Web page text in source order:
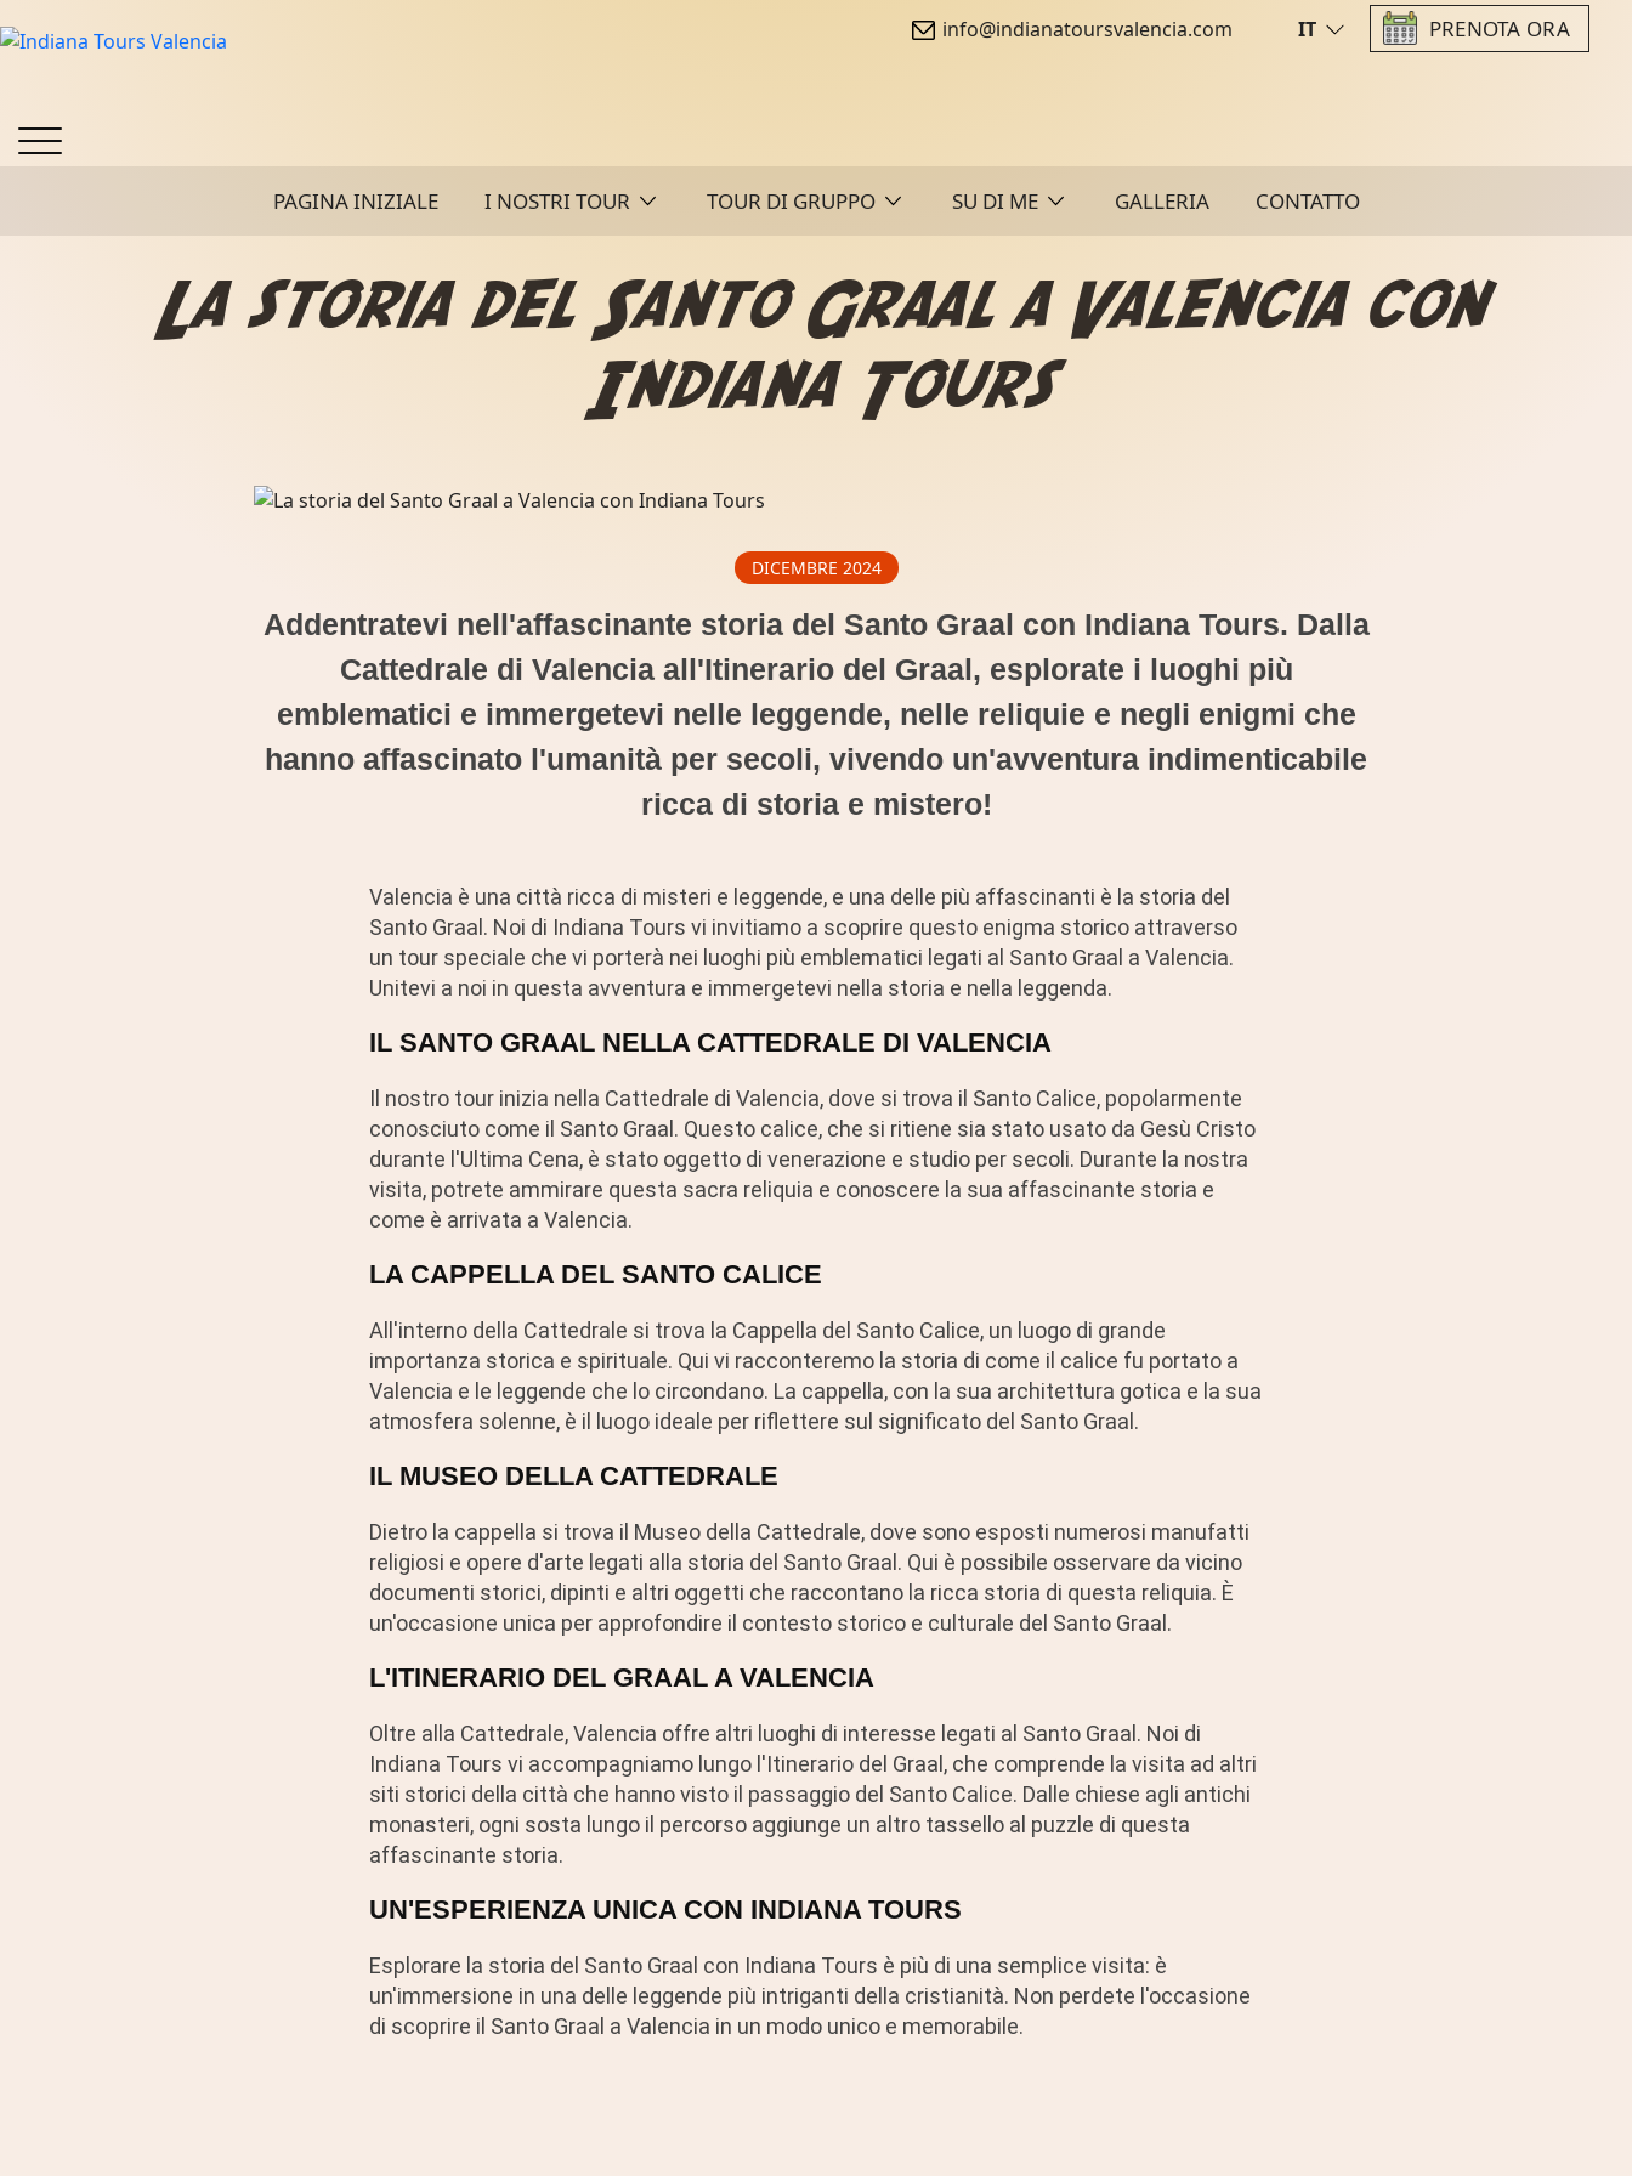
info@indianatoursvalencia.com IT PRENOTA ORA
PAGINA INIZIALE I NOSTRI TOUR TOUR DI GRUPPO SU DI ME GALLERIA CONTATTO
La storia del Santo Graal a Valencia con
Indiana Tours
DICEMBRE 2024
Addentratevi nell'affascinante storia del Santo Graal con Indiana Tours. Dalla
Cattedrale di Valencia all'Itinerario del Graal, esplorate i luoghi più
emblematici e immergetevi nelle leggende, nelle reliquie e negli enigmi che
hanno affascinato l'umanità per secoli, vivendo un'avventura indimenticabile
ricca di storia e mistero!
Valencia è una città ricca di misteri e leggende, e una delle più affascinanti è la storia del
Santo Graal. Noi di Indiana Tours vi invitiamo a scoprire questo enigma storico attraverso
un tour speciale che vi porterà nei luoghi più emblematici legati al Santo Graal a Valencia.
Unitevi a noi in questa avventura e immergetevi nella storia e nella leggenda.
IL SANTO GRAAL NELLA CATTEDRALE DI VALENCIA
Il nostro tour inizia nella Cattedrale di Valencia, dove si trova il Santo Calice, popolarmente
conosciuto come il Santo Graal. Questo calice, che si ritiene sia stato usato da Gesù Cristo
durante l'Ultima Cena, è stato oggetto di venerazione e studio per secoli. Durante la nostra
visita, potrete ammirare questa sacra reliquia e conoscere la sua affascinante storia e
come è arrivata a Valencia.
LA CAPPELLA DEL SANTO CALICE
All'interno della Cattedrale si trova la Cappella del Santo Calice, un luogo di grande
importanza storica e spirituale. Qui vi racconteremo la storia di come il calice fu portato a
Valencia e le leggende che lo circondano. La cappella, con la sua architettura gotica e la sua
atmosfera solenne, è il luogo ideale per riflettere sul significato del Santo Graal.
IL MUSEO DELLA CATTEDRALE
Dietro la cappella si trova il Museo della Cattedrale, dove sono esposti numerosi manufatti
religiosi e opere d'arte legati alla storia del Santo Graal. Qui è possibile osservare da vicino
documenti storici, dipinti e altri oggetti che raccontano la ricca storia di questa reliquia. È
un'occasione unica per approfondire il contesto storico e culturale del Santo Graal.
L'ITINERARIO DEL GRAAL A VALENCIA
Oltre alla Cattedrale, Valencia offre altri luoghi di interesse legati al Santo Graal. Noi di
Indiana Tours vi accompagniamo lungo l'Itinerario del Graal, che comprende la visita ad altri
siti storici della città che hanno visto il passaggio del Santo Calice. Dalle chiese agli antichi
monasteri, ogni sosta lungo il percorso aggiunge un altro tassello al puzzle di questa
affascinante storia.
UN'ESPERIENZA UNICA CON INDIANA TOURS
Esplorare la storia del Santo Graal con Indiana Tours è più di una semplice visita: è
un'immersione in una delle leggende più intriganti della cristianità. Non perdete l'occasione
di scoprire il Santo Graal a Valencia in un modo unico e memorabile.